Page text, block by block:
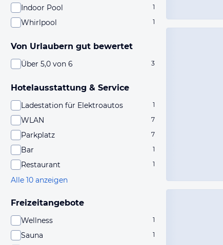
Indoor Pool 1
Whirlpool 1
Von Urlaubern gut bewertet
Über 5,0 von 6 3
Hotelausstattung & Service
Ladestation für Elektroautos 1
WLAN 7
Parkplatz 7
Bar 1
Restaurant 1
Alle 10 anzeigen
Freizeitangebote
Wellness 1
Sauna 1